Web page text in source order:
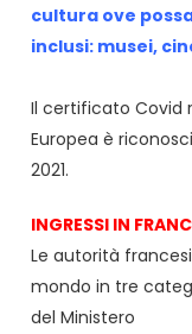
cultura ove
inclusi: musei,
Il certificato Covid
Europea è
2021.
INGRESSI IN
Le autorità
mondo in tre
del Ministero